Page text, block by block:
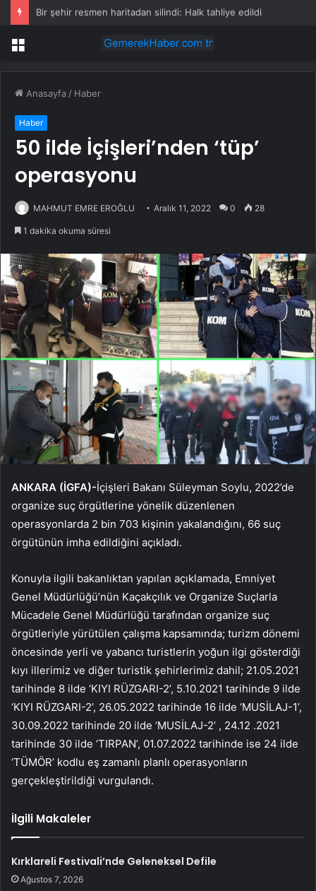
Bir şehir resmen haritadan silindi: Halk tahliye edildi
Menü
Anasayfa / Haber
Haber
50 ilde İçişleri’nden ‘tüp’
operasyonu
MAHMUT EMRE EROĞLU Aralık 11, 2022 0 28
1 dakika okuma süresi
ANKARA (İGFA)-İçişleri Bakanı Süleyman Soylu, 2022’de
organize suç örgütlerine yönelik düzenlenen
operasyonlarda 2 bin 703 kişinin yakalandığını, 66 suç
örgütünün imha edildiğini açıkladı.
Konuyla ilgili bakanlıktan yapılan açıklamada, Emniyet
Genel Müdürlüğü’nün Kaçakçılık ve Organize Suçlarla
Mücadele Genel Müdürlüğü tarafından organize suç
örgütleriyle yürütülen çalışma kapsamında; turizm dönemi
öncesinde yerli ve yabancı turistlerin yoğun ilgi gösterdiği
kıyı illerimiz ve diğer turistik şehirlerimiz dahil; 21.05.2021
tarihinde 8 ilde ‘KIYI RÜZGARI-2’, 5.10.2021 tarihinde 9 ilde
‘KIYI RÜZGARI-2’, 26.05.2022 tarihinde 16 ilde ‘MUSİLAJ-1’,
30.09.2022 tarihinde 20 ilde ‘MUSİLAJ-2’ , 24.12 .2021
tarihinde 30 ilde ‘TIRPAN’, 01.07.2022 tarihinde ise 24 ilde
‘TÜMÖR’ kodlu eş zamanlı planlı operasyonların
gerçekleştirildiği vurgulandı.
İlgili Makaleler
Kırklareli Festivali’nde Geleneksel Defile
Ağustos 7, 2026